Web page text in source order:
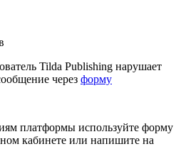
Tilda Publishing нарушает
через форму
платформы используйте форму
кабинете или напишите на